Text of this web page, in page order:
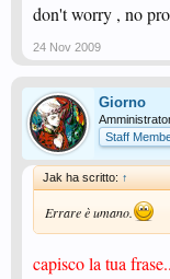
don't worry , no
24 Nov 2009
Giorno
Staff
Jak ha scritto: ↑
Errare è umano.
capisco la tua